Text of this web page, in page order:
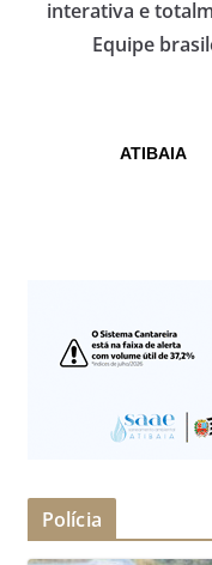
interativa e
Equipe
Polícia